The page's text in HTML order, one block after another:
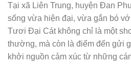
Tại xã Liên Trung, huyện Đan
sống vừa hiện đại, vừa gắn bó
Tươi Đại Cát không chỉ là một
thường, mà còn là điểm đến gửi
khởi nguồn cảm xúc từ những